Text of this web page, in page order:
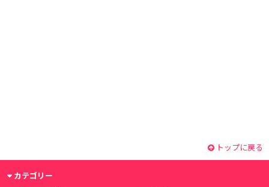
トップに戻る
カテゴリー